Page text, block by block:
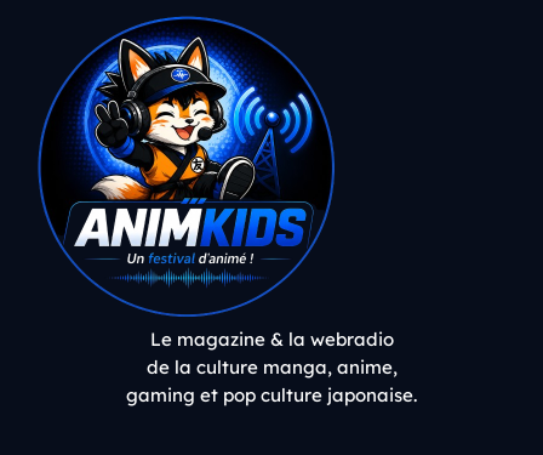
Le magazine & la webradio
de la culture manga, anime,
gaming et pop culture japonaise.